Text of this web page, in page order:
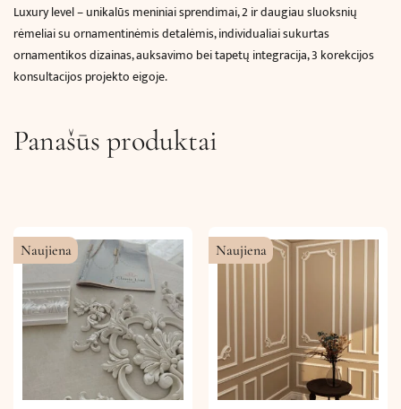
Luxury level – unikalūs meniniai sprendimai, 2 ir daugiau sluoksnių
rėmeliai su ornamentinėmis detalėmis, individualiai sukurtas
ornamentikos dizainas, auksavimo bei tapetų integracija, 3 korekcijos
konsultacijos projekto eigoje.
Panašūs produktai
Naujiena Naujiena